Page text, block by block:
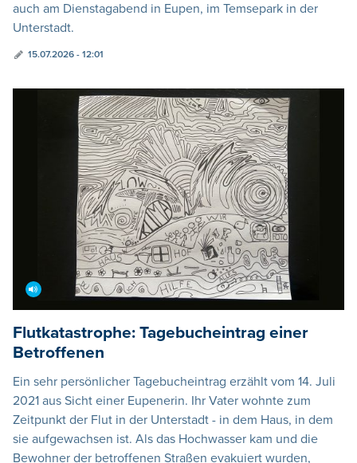
auch am Dienstagabend in Eupen, im Temsepark in der
Unterstadt.
15.07.2026 - 12:01
Flutkatastrophe: Tagebucheintrag einer
Betroffenen
Ein sehr persönlicher Tagebucheintrag erzählt vom 14. Juli
2021 aus Sicht einer Eupenerin. Ihr Vater wohnte zum
Zeitpunkt der Flut in der Unterstadt - in dem Haus, in dem
sie aufgewachsen ist. Als das Hochwasser kam und die
Bewohner der betroffenen Straßen evakuiert wurden,